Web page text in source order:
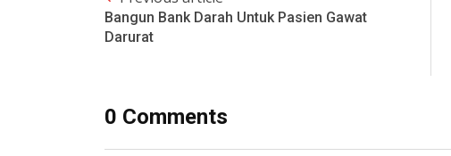
Bangun Bank Darah Untuk Pasien Gawat
Darurat
0 Comments